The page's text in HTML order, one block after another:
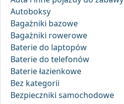
Autoboksy
Bagażniki bazowe
Bagażniki rowerowe
Baterie do laptopów
Baterie do telefonów
Baterie łazienkowe
Bez kategorii
Bezpieczniki samochodowe